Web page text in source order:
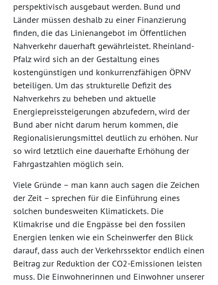
perspektivisch ausgebaut werden. Bund und
Länder müssen deshalb zu einer Finanzierung
finden, die das Linienangebot im Öffentlichen
Nahverkehr dauerhaft gewährleistet. Rheinland-
Pfalz wird sich an der Gestaltung eines
kostengünstigen und konkurrenzfähigen ÖPNV
beteiligen. Um das strukturelle Defizit des
Nahverkehrs zu beheben und aktuelle
Energiepreissteigerungen abzufedern, wird der
Bund aber nicht darum herum kommen, die
Regionalisierungsmittel deutlich zu erhöhen. Nur
so wird letztlich eine dauerhafte Erhöhung der
Fahrgastzahlen möglich sein.
Viele Gründe – man kann auch sagen die Zeichen
der Zeit – sprechen für die Einführung eines
solchen bundesweiten Klimatickets. Die
Klimakrise und die Engpässe bei den fossilen
Energien lenken wie ein Scheinwerfer den Blick
darauf, dass auch der Verkehrssektor endlich einen
Beitrag zur Reduktion der CO2-Emissionen leisten
muss. Die Einwohnerinnen und Einwohner unserer